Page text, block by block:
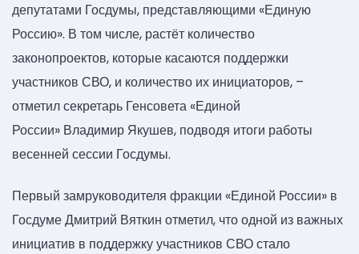
депутатами Госдумы, представляющими «Единую
Россию». В том числе, растёт количество
законопроектов, которые касаются поддержки
участников СВО, и количество их инициаторов, –
отметил секретарь Генсовета «Единой
России» Владимир Якушев, подводя итоги работы
весенней сессии Госдумы.
Первый замруководителя фракции «Единой России» в
Госдуме Дмитрий Вяткин отметил, что одной из важных
инициатив в поддержку участников СВО стало